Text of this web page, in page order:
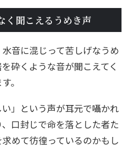
く聞こえるうめき声
音に混じって苦しげなうめ
砕くような音が聞こえてく
。
い」という声が耳元で囁かれ
口封じで命を落とした者た
めて彷徨っているのかもし